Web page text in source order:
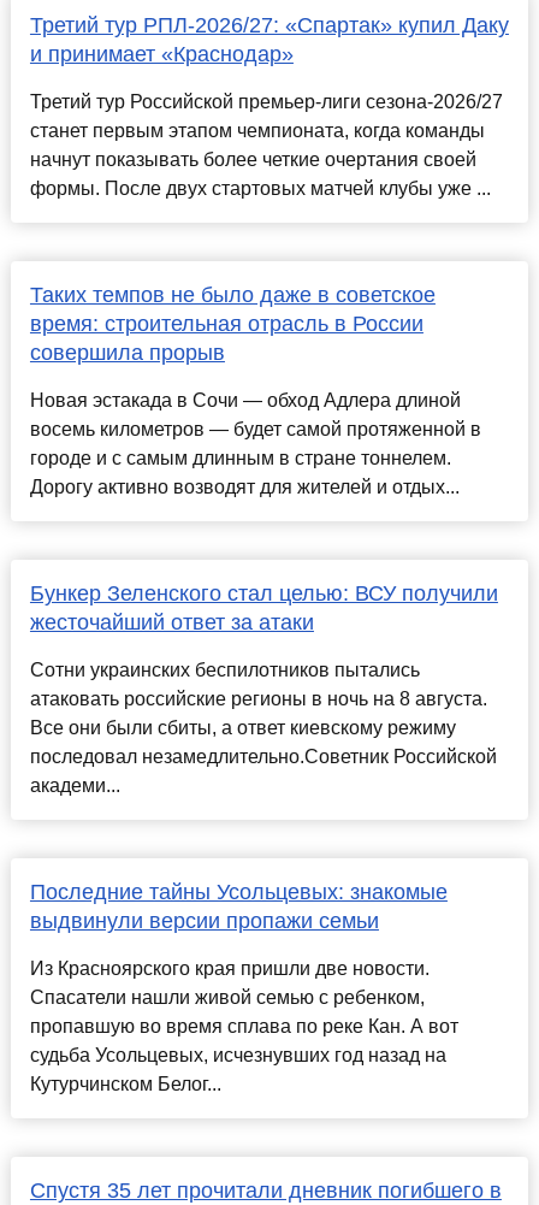
Третий тур РПЛ-2026/27: «Спартак» купил Даку
и принимает «Краснодар»
Третий тур Российской премьер-лиги сезона-2026/27
станет первым этапом чемпионата, когда команды
начнут показывать более четкие очертания своей
формы. После двух стартовых матчей клубы уже ...
Таких темпов не было даже в советское
время: строительная отрасль в России
совершила прорыв
Новая эстакада в Сочи — обход Адлера длиной
восемь километров — будет самой протяженной в
городе и с самым длинным в стране тоннелем.
Дорогу активно возводят для жителей и отдых...
Бункер Зеленского стал целью: ВСУ получили
жесточайший ответ за атаки
Сотни украинских беспилотников пытались
атаковать российские регионы в ночь на 8 августа.
Все они были сбиты, а ответ киевскому режиму
последовал незамедлительно.Советник Российской
академи...
Последние тайны Усольцевых: знакомые
выдвинули версии пропажи семьи
Из Красноярского края пришли две новости.
Спасатели нашли живой семью с ребенком,
пропавшую во время сплава по реке Кан. А вот
судьба Усольцевых, исчезнувших год назад на
Кутурчинском Белог...
Спустя 35 лет прочитали дневник погибшего в